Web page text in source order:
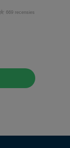
669 recensies